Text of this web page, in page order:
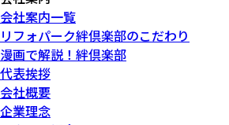
会社案内一覧
リフォパーク絆倶楽部のこだわり
漫画で解説！絆倶楽部
代表挨拶
会社概要
企業理念